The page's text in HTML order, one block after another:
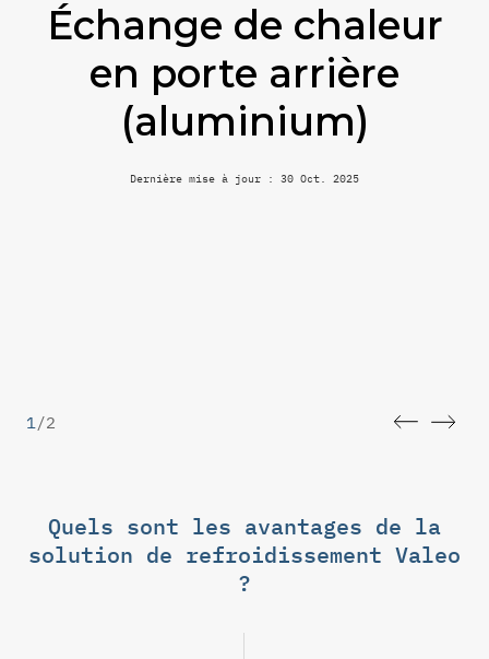
Échange de chaleur
en porte arrière
(aluminium)
Dernière mise à jour : 30 Oct. 2025
1/2
Quels sont les avantages de la
solution de refroidissement Valeo
?